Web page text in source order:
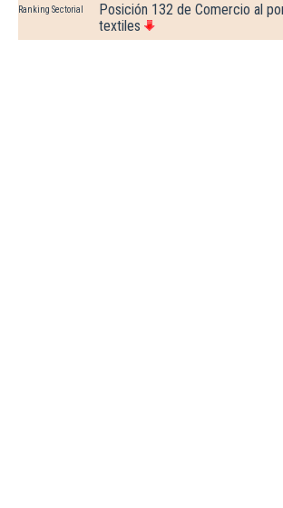
Ranking Sectorial
Posición 132 de Comercio al
textiles